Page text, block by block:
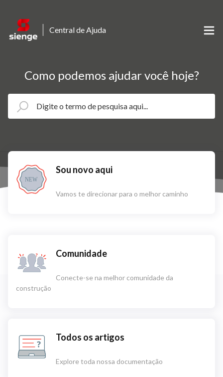
Central de Ajuda
Como podemos ajudar você hoje?
NEW
Sou novo aqui
Vamos te direcionar para o melhor caminho
Comunidade
Conecte-se na melhor comunidade da
construção
Todos os artigos
Explore toda nossa documentação